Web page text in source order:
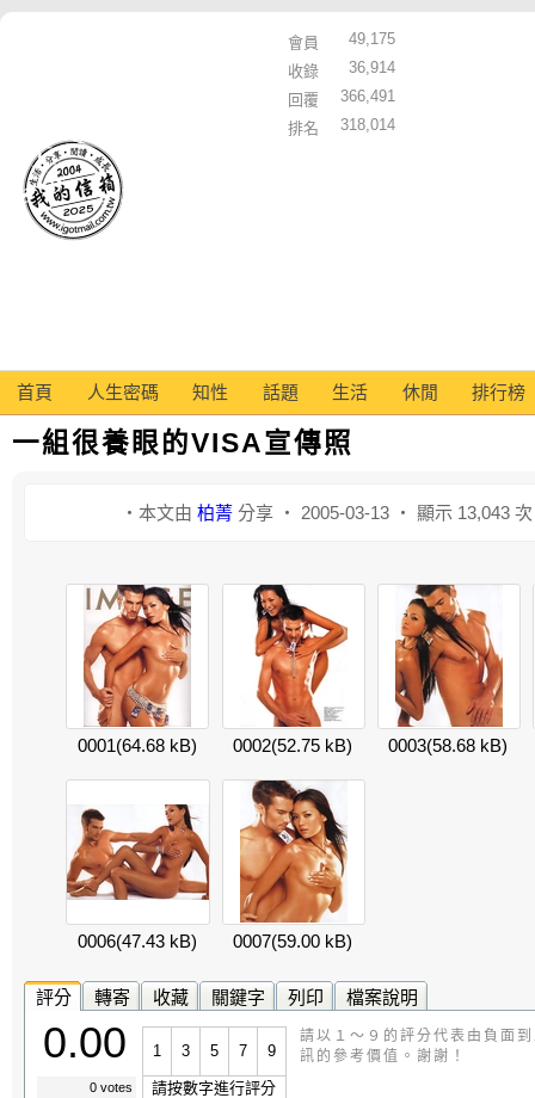
會員
49,175
收錄
36,914
回覆
366,491
排名
318,014
首頁 人生密碼 知性 話題 生活 休閒 排行榜
一組很養眼的VISA宣傳照
‧本文由 柏菁 分享 ‧ 2005-03-13 ‧ 顯示 13,043
0001(64.68 kB) 0002(52.75 kB) 0003(58.68 kB)
0006(47.43 kB) 0007(59.00 kB)
評分 轉寄 收藏 關鍵字 列印 檔案說明
0.00
0 votes
1 3 5 7 9
請按數字進行評分
請以１～９的評分代表由負面
訊的參考價值。謝謝！